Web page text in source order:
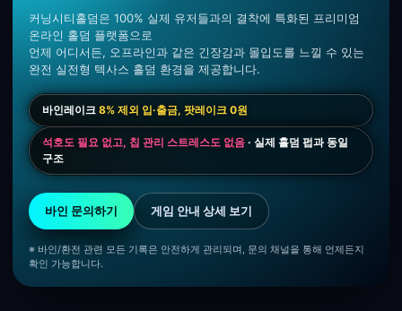
커닝시티홀덤은 100% 실제 유저들과의 결착에 특화된 프리미엄
온라인 홀덤 플랫폼으로
언제 어디서든, 오프라인과 같은 긴장감과 몰입도를 느낄 수 있는
완전 실전형 텍사스 홀덤 환경을 제공합니다.
바인레이크 8% 제외 입·출금, 팟레이크 0원
석호도 필요 없고, 칩 관리 스트레스도 없음 · 실제 홀덤 펍과 동일
구조
바인 문의하기 게임 안내 상세 보기
※ 바인/환전 관련 모든 기록은 안전하게 관리되며, 문의 채널을 통해 언제든지
확인 가능합니다.